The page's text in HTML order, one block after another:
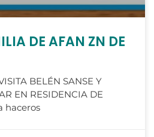
DE AFAN ZN DE
BELÉN SANSE Y
EN RESIDENCIA DE
haceros